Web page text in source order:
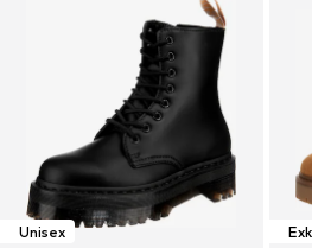
Unisex